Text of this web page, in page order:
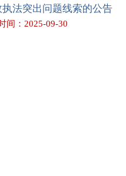
法突出问题线索的公告
间： 2025-09-30